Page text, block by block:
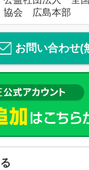
協会 広島本部
お問い合わせ(